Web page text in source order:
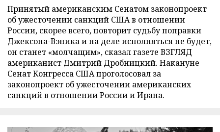
Принятый американским Сенатом законопроект
об ужесточении санкций США в отношении
России, скорее всего, повторит судьбу поправки
Джексона-Вэника и на деле исполняться не будет,
он станет «молчащим», сказал газете ВЗГЛЯД
американист Дмитрий Дробницкий. Накануне
Сенат Конгресса США проголосовал за
законопроект об ужесточении американских
санкций в отношении России и Ирана.